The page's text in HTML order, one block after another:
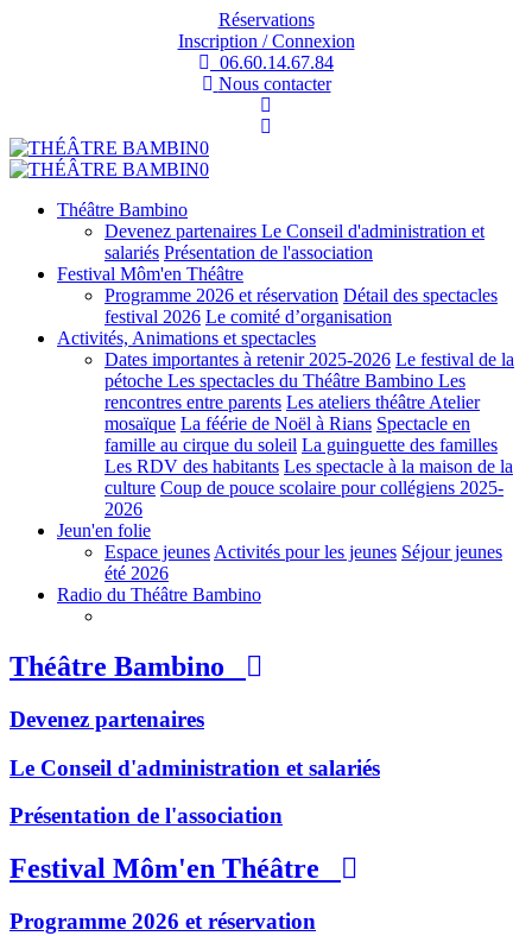
Réservations
Inscription / Connexion
06.60.14.67.84
Nous contacter
Théâtre Bambino
Devenez partenaires Le Conseil d'administration et
salariés Présentation de l'association
Festival Môm'en Théâtre
Programme 2026 et réservation Détail des spectacles
festival 2026 Le comité d’organisation
Activités, Animations et spectacles
Dates importantes à retenir 2025-2026 Le festival de la
pétoche Les spectacles du Théâtre Bambino Les
rencontres entre parents Les ateliers théâtre Atelier
mosaïque La féérie de Noël à Rians Spectacle en
famille au cirque du soleil La guinguette des familles
Les RDV des habitants Les spectacle à la maison de la
culture Coup de pouce scolaire pour collégiens 2025-
2026
Jeun'en folie
Espace jeunes Activités pour les jeunes Séjour jeunes
été 2026
Radio du Théâtre Bambino
Théâtre Bambino
Devenez partenaires
Le Conseil d'administration et salariés
Présentation de l'association
Festival Môm'en Théâtre
Programme 2026 et réservation